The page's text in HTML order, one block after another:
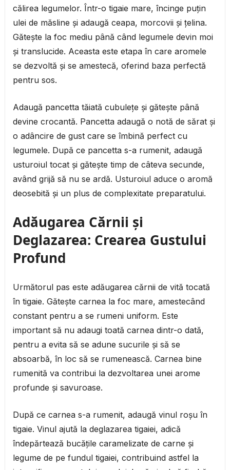
călirea legumelor. Într-o tigaie mare, încinge puțin
ulei de măsline și adaugă ceapa, morcovii și țelina.
Gătește la foc mediu până când legumele devin moi
și translucide. Aceasta este etapa în care aromele
se dezvoltă și se amestecă, oferind baza perfectă
pentru sos.
Adaugă pancetta tăiată cubulețe și gătește până
devine crocantă. Pancetta adaugă o notă de sărat și
o adâncire de gust care se îmbină perfect cu
legumele. După ce pancetta s-a rumenit, adaugă
usturoiul tocat și gătește timp de câteva secunde,
având grijă să nu se ardă. Usturoiul aduce o aromă
deosebită și un plus de complexitate preparatului.
Adăugarea Cărnii și
Deglazarea: Crearea Gustului
Profund
Următorul pas este adăugarea cărnii de vită tocată
în tigaie. Gătește carnea la foc mare, amestecând
constant pentru a se rumeni uniform. Este
important să nu adaugi toată carnea dintr-o dată,
pentru a evita să se adune sucurile și să se
absoarbă, în loc să se rumenească. Carnea bine
rumenită va contribui la dezvoltarea unei arome
profunde și savuroase.
După ce carnea s-a rumenit, adaugă vinul roșu în
tigaie. Vinul ajută la deglazarea tigaiei, adică
îndepărtează bucățile caramelizate de carne și
legume de pe fundul tigaiei, contribuind astfel la